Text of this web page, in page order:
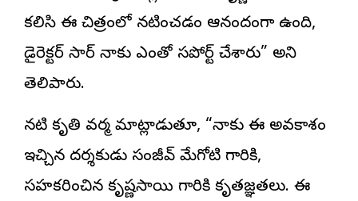
కలిసి ఈ చిత్రంలో నటించడం ఆనందంగా ఉంది,
డైరెక్టర్ సార్ నాకు ఎంతో సపోర్ట్ చేశారు” అని
తెలిపారు.
నటి కృతి వర్మ మాట్లాడుతూ, “నాకు ఈ అవకాశం
ఇచ్చిన దర్శకుడు సంజీవ్ మేగోటి గారికి,
సహకరించిన కృష్ణసాయి గారికి కృతజ్ఞతలు. ఈ